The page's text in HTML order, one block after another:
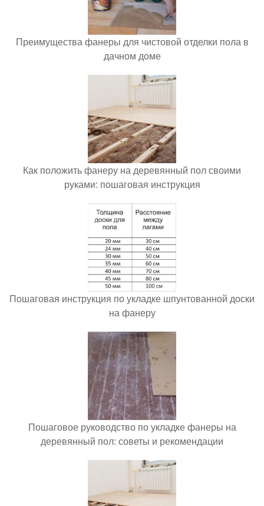
Преимущества фанеры для чистовой отделки пола в
дачном доме
Как положить фанеру на деревянный пол своими
руками: пошаговая инструкция
Пошаговая инструкция по укладке шпунтованной доски
на фанеру
Пошаговое руководство по укладке фанеры на
деревянный пол: советы и рекомендации